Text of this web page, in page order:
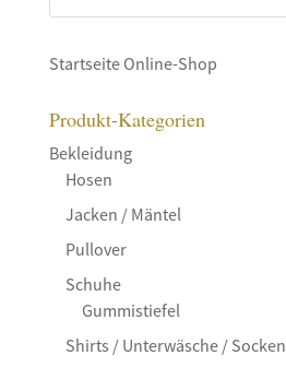
Startseite Online-Shop
Produkt-Kategorien
Bekleidung
Hosen
Jacken / Mäntel
Pullover
Schuhe
Gummistiefel
Shirts / Unterwäsche / Socken